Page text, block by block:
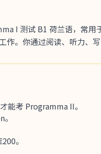
I 测试 B1 荷兰语，常
。你通过阅读、听力、
能考 Programma II。
。